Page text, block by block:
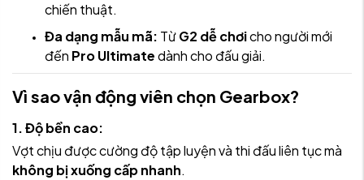
chiến thuật.
Đa dạng mẫu mã: TừG2 dễ chơicho người mới
đến Pro Ultimatedành cho đấu giải.
Vì sao vận động viên chọn Gearbox?
1. Độ bền cao:
Vợt chịu được cường độ tập luyện và thi đấu liên tục mà
không bị xuống cấp nhanh.